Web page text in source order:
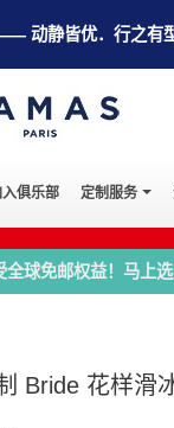
动静皆优．行之有型
俱乐部 定制服务
球免邮权益！马上选
Bride 花样滑